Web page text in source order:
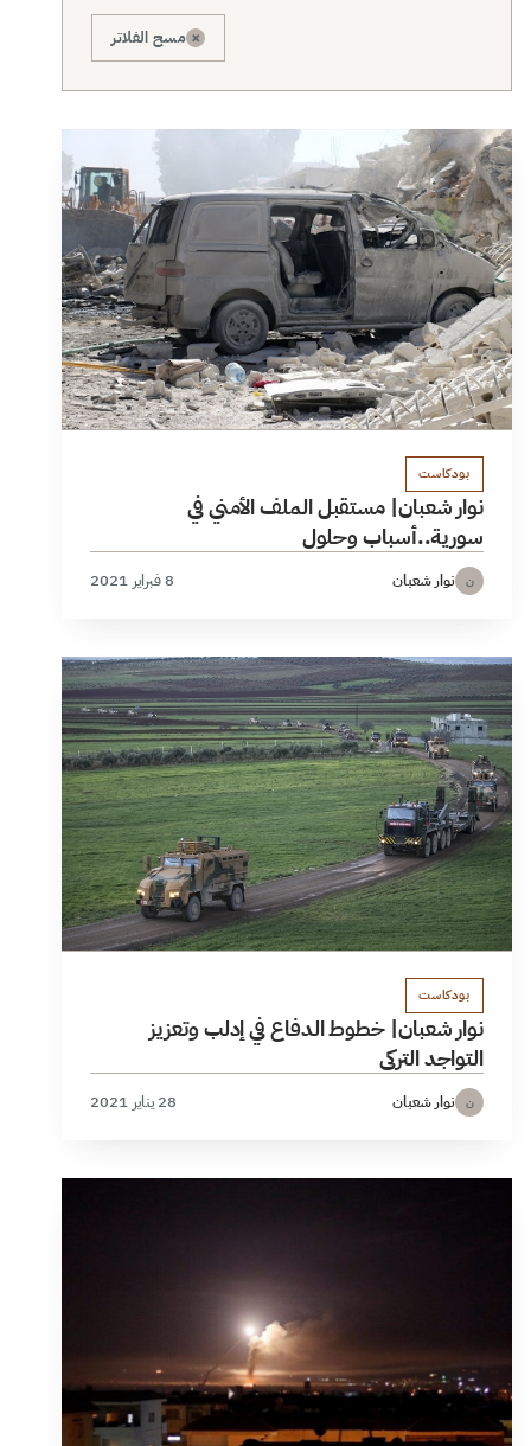
× مسح الفلاتر
بودكاست
نوار شعبان| مستقبل الملف الأمني في
سورية..أسباب وحلول
ن نوار شعبان 8 فبراير 2021
بودكاست
نوار شعبان| خطوط الدفاع في إدلب وتعزيز
التواجد التركي
ن نوار شعبان 28 يناير 2021